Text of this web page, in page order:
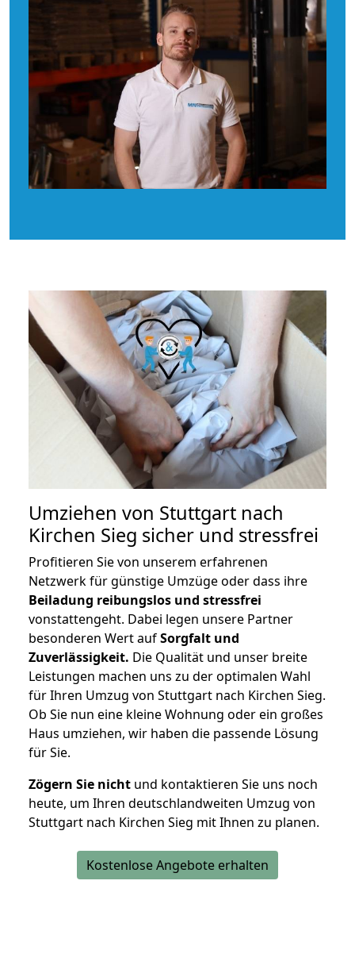
Umziehen von Stuttgart nach
Kirchen Sieg sicher und stressfrei
Profitieren Sie von unserem erfahrenen
Netzwerk für günstige Umzüge oder dass ihre
Beiladung reibungslos und stressfrei
vonstattengeht. Dabei legen unsere Partner
besonderen Wert aufSorgfalt und
Zuverlässigkeit. Die Qualität und unser breite
Leistungen machen uns zu der optimalen Wahl
für Ihren Umzug von Stuttgart nach Kirchen Sieg.
Ob Sie nun eine kleine Wohnung oder ein großes
Haus umziehen, wir haben die passende Lösung
für Sie.
Zögern Sie nicht und kontaktieren Sie uns noch
heute, um Ihren deutschlandweiten Umzug von
Stuttgart nach Kirchen Sieg mit Ihnen zu planen.
Kostenlose Angebote erhalten